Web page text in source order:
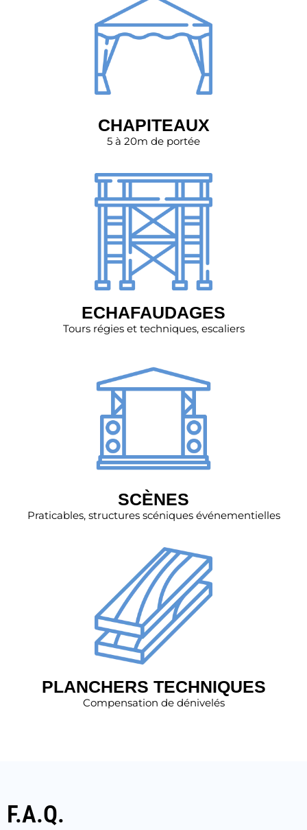
CHAPITEAUX
5 à 20m de portée
ECHAFAUDAGES
Tours régies et techniques, escaliers
SCÈNES
Praticables, structures scéniques événementielles
PLANCHERS TECHNIQUES
Compensation de dénivelés
F.A.Q.